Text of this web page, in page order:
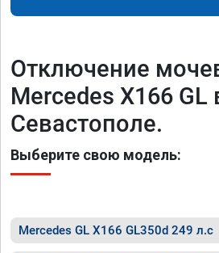
Отключение
Mercedes X166 GL
Севастополе.
Выберите свою модель:
Mercedes GL X166 GL350d 249 л.с